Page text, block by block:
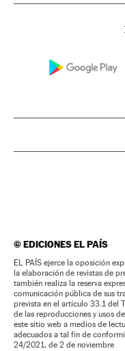
©EDICIONES EL PAÍS
EL PAÍS ejerce la oposición
la elaboración de revistas de
también realiza la reserva
comunicación pública de sus
prevista en el artículo 33.1 del
de las reproducciones y usos
este sitio web a medios de
adecuados a tal fin de
24/2021, de 2 de noviembre